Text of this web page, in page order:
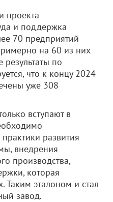
проекта
и поддержка
70 предприятий
на 60 из них
по
что к концу 2024
уже 308
вступают в
развития
внедрения
производства,
которая
Таким эталоном и стал
завод.